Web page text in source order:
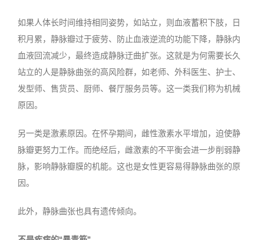
如果人体长时间维持相同姿势，如站立，则血液蓄积下肢，日
积月累，静脉瓣过于疲劳、防止血液逆流的功能下降，静脉内
血液回流减少，最终造成静脉迂曲扩张。这就是为何需要长久
站立的人是静脉曲张的高风险群，如老师、外科医生、护士、
发型师、售货员、厨师、餐厅服务员等。这一类我们称为机械
原因。
另一类是激素原因。在怀孕期间，雌性激素水平增加，迫使静
脉瓣更努力工作。而绝经后，雌激素的不平衡会进一步削弱静
脉，影响静脉瓣膜的机能。这也是女性更容易得静脉曲张的原
因。
此外，静脉曲张也具有遗传倾向。